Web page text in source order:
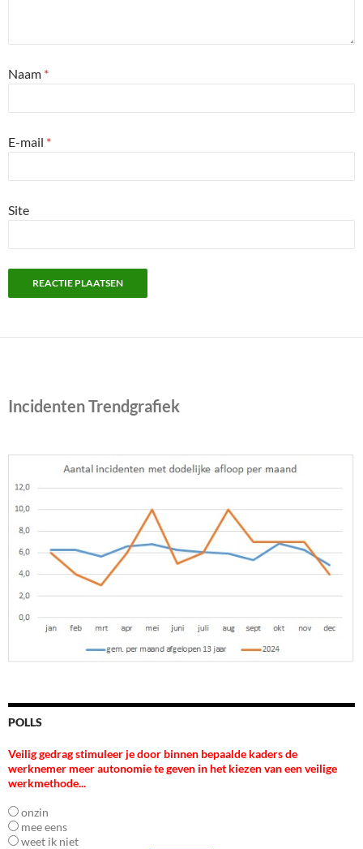
Naam *
E-mail *
Site
Incidenten Trendgrafiek
POLLS
Veilig gedrag stimuleer je door binnen bepaalde kaders de
werknemer meer autonomie te geven in het kiezen van een veilige
werkmethode...
onzin
mee eens
weet ik niet